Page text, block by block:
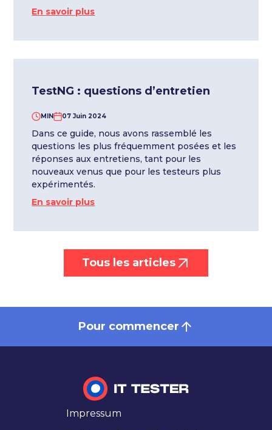
En savoir plus
TestNG : questions d’entretien
MIN 07 Juin 2024
Dans ce guide, nous avons rassemblé les
questions les plus fréquemment posées et les
réponses aux entretiens, tant pour les
nouveaux venus que pour les testeurs plus
expérimentés.
En savoir plus
Tous les articles
Pour commencer
Impressum